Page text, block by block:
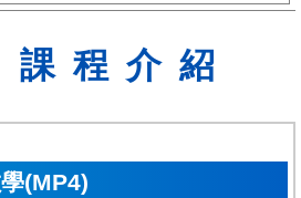
課程介紹
(MP4)